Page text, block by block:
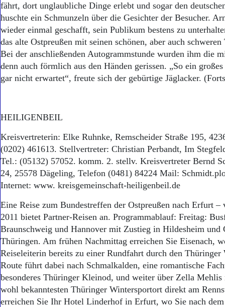
fährt, dort unglaubliche Dinge erlebt und sogar den
huschte ein Schmunzeln über die Gesichter der Besucher.
wieder einmal geschafft, sein Publikum bestens zu
das alte Ostpreußen mit seinen schönen, aber auch
Bei der anschließenden Autogrammstunde wurden ihm die
denn auch förmlich aus den Händen gerissen. „So ein
gar nicht erwartet“, freute sich der gebürtige Jäglacker.
HEILIGENBEIL
Kreisvertreterin: Elke Ruhnke, Remscheider Straße 195,
(0202) 461613. Stellvertreter: Christian Perbandt, Im
Tel.: (05132) 57052. komm. 2. stellv. Kreisvertreter Bernd
24, 25578 Dägeling, Telefon (0481) 84224 Mail:
Internet: www. kreisgemeinschaft-heiligenbeil.de
Eine Reise zum Bundestreffen der Ostpreußen nach Erfurt
2011 bietet Partner-Reisen an. Programmablauf: Freitag:
Braunschweig und Hannover mit Zustieg in Hildesheim und
Thüringen. Am frühen Nachmittag erreichen Sie Eisenach,
Reiseleiterin bereits zu einer Rundfahrt durch den Thüringer
Route führt dabei nach Schmalkalden, eine romantische
besonderes Thüringer Kleinod, und weiter über Zella Mehlis
wohl bekanntesten Thüringer Wintersportort direkt am
erreichen Sie Ihr Hotel Linderhof in Erfurt, wo Sie nach